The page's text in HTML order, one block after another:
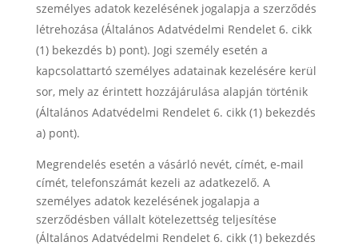
személyes adatok kezelésének jogalapja a szerződés
létrehozása (Általános Adatvédelmi Rendelet 6. cikk
(1) bekezdés b) pont). Jogi személy esetén a
kapcsolattartó személyes adatainak kezelésére kerül
sor, mely az érintett hozzájárulása alapján történik
(Általános Adatvédelmi Rendelet 6. cikk (1) bekezdés
a) pont).
Megrendelés esetén a vásárló nevét, címét, e-mail
címét, telefonszámát kezeli az adatkezelő. A
személyes adatok kezelésének jogalapja a
szerződésben vállalt kötelezettség teljesítése
(Általános Adatvédelmi Rendelet 6. cikk (1) bekezdés